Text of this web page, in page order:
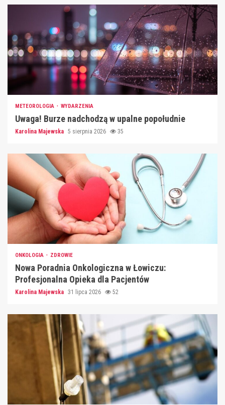
METEOROLOGIA WYDARZENIA
Uwaga! Burze nadchodzą w upalne popołudnie
Karolina Majewska 5 sierpnia 2026 35
ONKOLOGIA ZDROWIE
Nowa Poradnia Onkologiczna w Łowiczu:
Profesjonalna Opieka dla Pacjentów
Karolina Majewska 31 lipca 2026 52